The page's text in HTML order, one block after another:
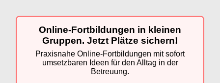
Online-Fortbildungen in kleinen
Gruppen. Jetzt Plätze sichern!
Praxisnahe Online-Fortbildungen mit sofort
umsetzbaren Ideen für den Alltag in der
Betreuung.